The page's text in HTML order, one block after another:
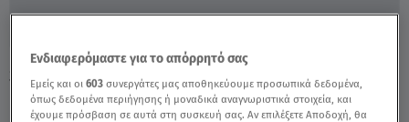
Stars System Ζυγός: Σε Ποιους Τομείς Θα
Ευνοηθεί Το 2024; - Video
Ενδιαφερόμαστε για το απόρρητό σας
Εμείς και οι603 συνεργάτες μας αποθηκεύουμε προσωπικά δεδομένα,
όπως δεδομένα περιήγησης ή μοναδικά αναγνωριστικά στοιχεία, και
έχουμε πρόσβαση σε αυτά στη συσκευή σας. Αν επιλέξετε Αποδοχή, θα